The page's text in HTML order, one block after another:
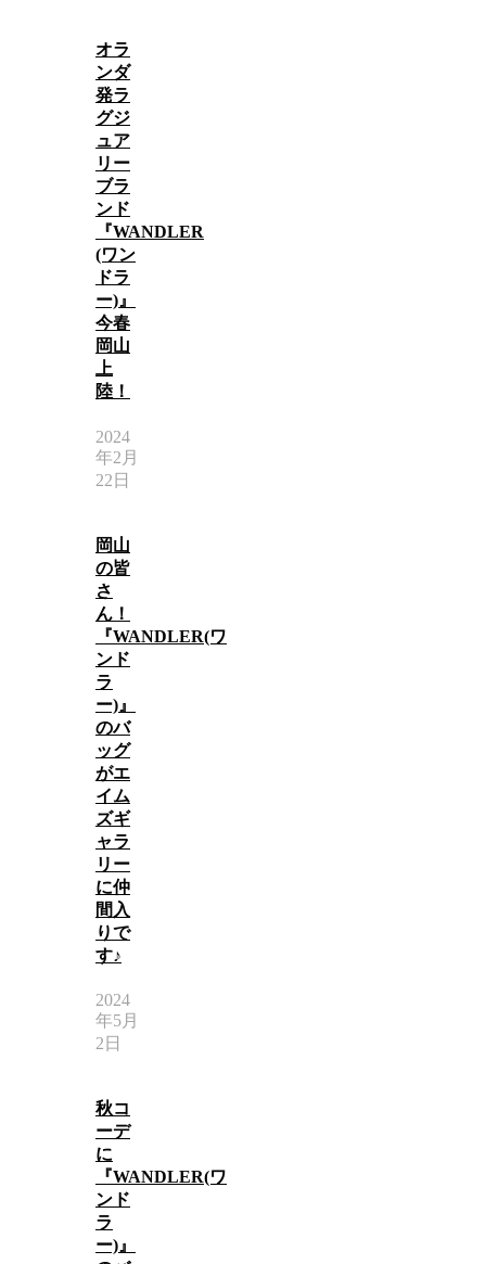
オラ
ンダ
発ラ
グジ
ュア
リー
ブラ
ンド
『WANDLER
(ワン
ドラ
ー)』
今春
岡山
上
陸！
2024
年2月
22日
岡山
の皆
さ
ん！
『WANDLER(ワ
ンド
ラ
ー)』
のバ
ッグ
がエ
イム
ズギ
ャラ
リー
に仲
間入
りで
す♪
2024
年5月
2日
秋コ
ーデ
に
『WANDLER(ワ
ンド
ラ
ー)』